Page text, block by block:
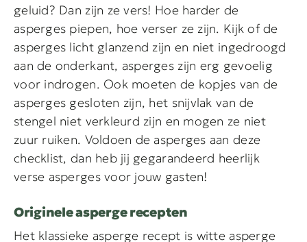
geluid? Dan zijn ze vers! Hoe harder de
asperges piepen, hoe verser ze zijn. Kijk of de
asperges licht glanzend zijn en niet ingedroogd
aan de onderkant, asperges zijn erg gevoelig
voor indrogen. Ook moeten de kopjes van de
asperges gesloten zijn, het snijvlak van de
stengel niet verkleurd zijn en mogen ze niet
zuur ruiken. Voldoen de asperges aan deze
checklist, dan heb jij gegarandeerd heerlijk
verse asperges voor jouw gasten!
Originele asperge recepten
Het klassieke asperge recept is witte asperge